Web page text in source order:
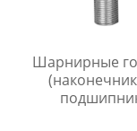
Шарнирные